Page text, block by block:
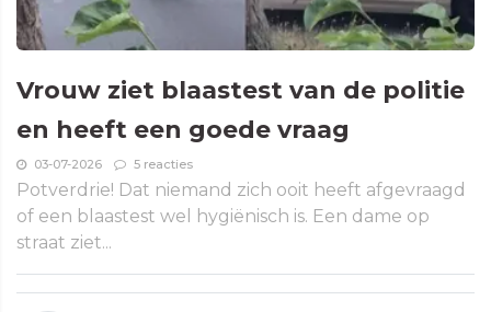
Vrouw ziet blaastest van de politie
en heeft een goede vraag
03-07-2026 5 reacties
Potverdrie! Dat niemand zich ooit heeft afgevraagd
of een blaastest wel hygiënisch is. Een dame op
straat ziet...